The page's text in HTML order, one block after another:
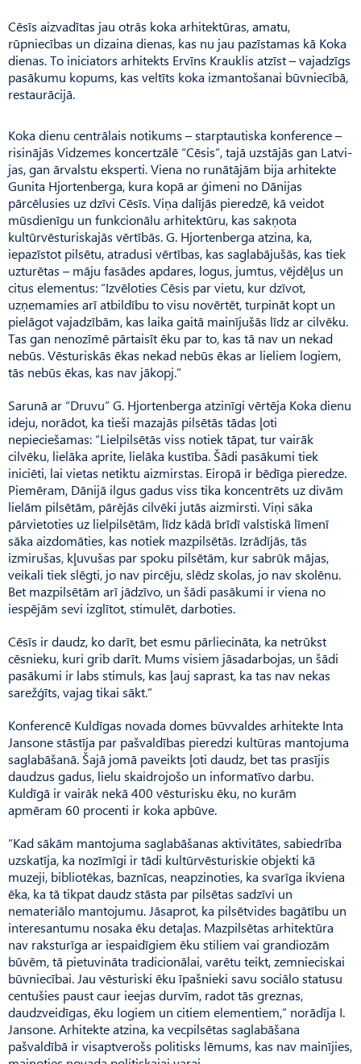
Cēsīs aizvadītas jau otrās koka arhitektūras, amatu,
rūpniecības un dizaina dienas, kas nu jau pazīstamas kā Koka
dienas. To iniciators arhitekts Ervīns Krauklis atzīst – vajadzīgs
pasākumu kopums, kas veltīts koka izmantošanai būvniecībā,
restaurācijā.
Koka dienu centrālais notikums – starptautiska konference –
risinājās Vidzemes koncertzālē “Cēsis”, tajā uzstājās gan Latvi­
jas, gan ārvalstu eksperti. Viena no runātājām bija arhitekte
Gunita Hjortenberga, kura kopā ar ģimeni no Dānijas
pārcēlusies uz dzīvi Cēsīs. Viņa dalījās pieredzē, kā veidot
mūsdienīgu un funkcionālu arhitektūru, kas sak­ņota
kultūrvēsturiskajās vērtībās. G. Hjortenberga atzina, ka,
iepazīstot pilsētu, atradusi vērtības, kas saglabājušās, kas tiek
uzturētas – māju fasādes apdares, logus, jumtus, vējdēļus un
citus elementus: “Izvēloties Cēsis par vietu, kur dzīvot,
uzņemamies arī atbildību to visu novērtēt, turpināt kopt un
pielāgot vajadzībām, kas laika gaitā mainījušās līdz ar cilvēku.
Tas gan nenozīmē pārtaisīt ēku par to, kas tā nav un nekad
nebūs. Vēsturiskās ēkas nekad nebūs ēkas ar lieliem logiem,
tās nebūs ēkas, kas nav jākopj.”
Sarunā ar “Druvu” G. Hjorten­berga atzinīgi vērtēja Koka dienu
ideju, norādot, ka tieši mazajās pilsētās tādas ļoti
nepieciešamas: “Lielpilsētās viss notiek tāpat, tur vairāk
cilvēku, lielāka aprite, lielāka kustība. Šādi pasākumi tiek
iniciēti, lai vietas netiktu aizmirstas. Eiropā ir bēdīga pieredze.
Piemēram, Dānijā ilgus gadus viss tika koncentrēts uz divām
lielām pilsētām, pārējās cilvēki jutās aizmirsti. Viņi sāka
pārvietoties uz lielpilsētām, līdz kādā brīdī valstiskā līmenī
sāka aizdomāties, kas notiek mazpilsētās. Izrādījās, tās
izmirušas, kļuvušas par spoku pilsētām, kur sabrūk mājas,
veikali tiek slēgti, jo nav pircēju, slēdz skolas, jo nav skolēnu.
Bet mazpilsētām arī jādzīvo, un šādi pasākumi ir viena no
iespējām sevi izglītot, stimulēt, darboties.
Cēsīs ir daudz, ko darīt, bet esmu pārliecināta, ka netrūkst
cēsnieku, kuri grib darīt. Mums visiem jāsadarbojas, un šādi
pasākumi ir labs stimuls, kas ļauj saprast, ka tas nav nekas
sarežģīts, vajag tikai sākt.”
Konferencē Kuldīgas novada domes būvvaldes arhitekte Inta
Jansone stāstīja par pašvaldības pieredzi kultūras mantojuma
saglabāšanā. Šajā jomā paveikts ļoti daudz, bet tas prasījis
daudzus gadus, lielu skaidrojošo un informatīvo darbu.
Kuldīgā ir vairāk nekā 400 vēsturisku ēku, no kurām
apmēram 60 procenti ir koka apbūve.
“Kad sākām mantojuma saglabāšanas aktivitātes, sabiedrība
uzskatīja, ka nozīmīgi ir tādi kultūrvēsturiskie objekti kā
muzeji, bibliotēkas, baznīcas, neapzinoties, ka svarīga ikviena
ēka, ka tā tikpat daudz stāsta par pilsētas sadzīvi un
nemateriālo mantojumu. Jāsaprot, ka pilsētvides bagātību un
interesantumu nosaka ēku detaļas. Mazpilsētas arhitektūra
nav raksturīga ar iespaidīgiem ēku stiliem vai grandiozām
būvēm, tā pietuvināta tradicionālai, varētu teikt, zemnieciskai
būvniecībai. Jau vēsturiski ēku īpašnieki savu sociālo statusu
centušies paust caur ieejas durvīm, radot tās greznas,
daudzveidīgas, ēku logiem un citiem elementiem,” norādīja I.
Jansone. Arhitekte atzina, ka vecpilsētas saglabāšana
pašvaldībā ir visaptverošs politisks lēmums, kas nav mainījies,